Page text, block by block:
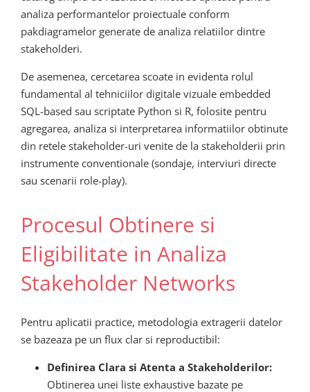
analiza performantelor proiectuale conform
pakdiagramelor generate de analiza relatiilor dintre
stakeholderi.
De asemenea, cercetarea scoate in evidenta rolul
fundamental al tehniciilor digitale vizuale embedded
SQL-based sau scriptate Python si R, folosite pentru
agregarea, analiza si interpretarea informatiilor obtinute
din retele stakeholder-uri venite de la stakeholderii prin
instrumente conventionale (sondaje, interviuri directe
sau scenarii role-play).
Procesul Obtinere si
Eligibilitate in Analiza
Stakeholder Networks
Pentru aplicatii practice, metodologia extragerii datelor
se bazeaza pe un flux clar si reproductibil:
Definirea Clara si Atenta a Stakeholderilor:
Obtinerea unei liste exhaustive bazate pe